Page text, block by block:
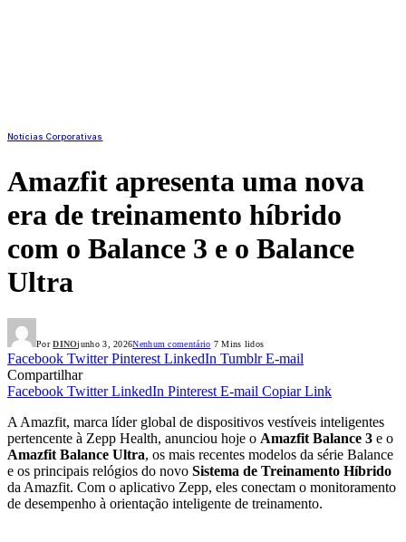
Notícias Corporativas
Amazfit apresenta uma nova
era de treinamento híbrido
com o Balance 3 e o Balance
Ultra
Por DINOjunho 3, 2026Nenhum comentário 7 Mins lidos
Facebook Twitter Pinterest LinkedIn Tumblr E-mail
Compartilhar
Facebook Twitter LinkedIn Pinterest E-mail Copiar Link
A Amazfit, marca líder global de dispositivos vestíveis inteligentes
pertencente à Zepp Health, anunciou hoje o Amazfit Balance 3 e o
Amazfit Balance Ultra, os mais recentes modelos da série Balance
e os principais relógios do novo Sistema de Treinamento Híbrido
da Amazfit. Com o aplicativo Zepp, eles conectam o monitoramento
de desempenho à orientação inteligente de treinamento.